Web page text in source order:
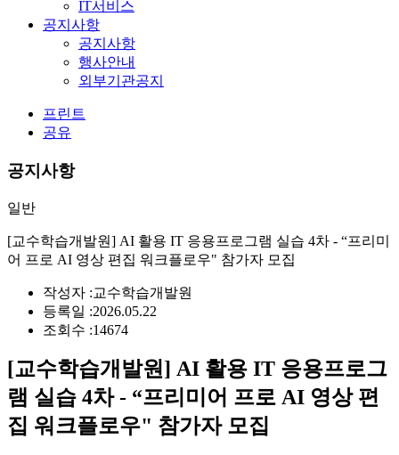
IT서비스
공지사항
공지사항
행사안내
외부기관공지
프린트
공유
공지사항
일반
[교수학습개발원] AI 활용 IT 응용프로그램 실습 4차 - “프리미
어 프로 AI 영상 편집 워크플로우" 참가자 모집
작성자 :교수학습개발원
등록일 :2026.05.22
조회수 :14674
[교수학습개발원] AI 활용 IT 응용프로그
램 실습 4차 - “프리미어 프로 AI 영상 편
집 워크플로우" 참가자 모집